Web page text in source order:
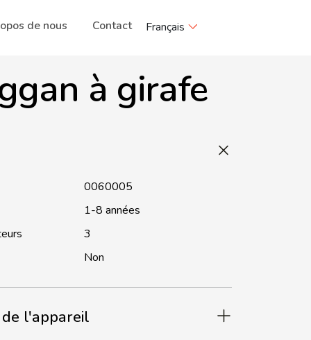
de nous Contact Français
à girafe
0060005
1-8 années
3
Non
de l'appareil